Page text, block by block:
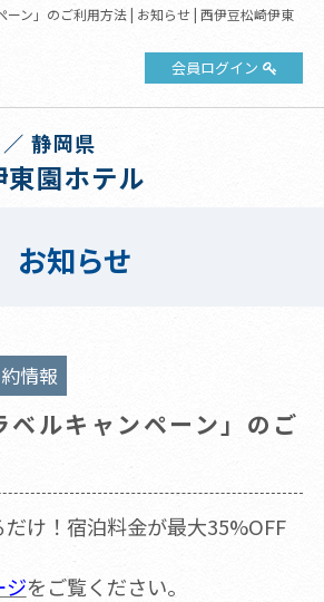
ーン」のご利用方法 | お知らせ | 西伊豆松崎伊東
会員ログイン
静岡県
園ホテル
お知らせ
情報
ベルキャンペーン」のご
け！宿泊料金が最大35%OFF
ジをご覧ください。